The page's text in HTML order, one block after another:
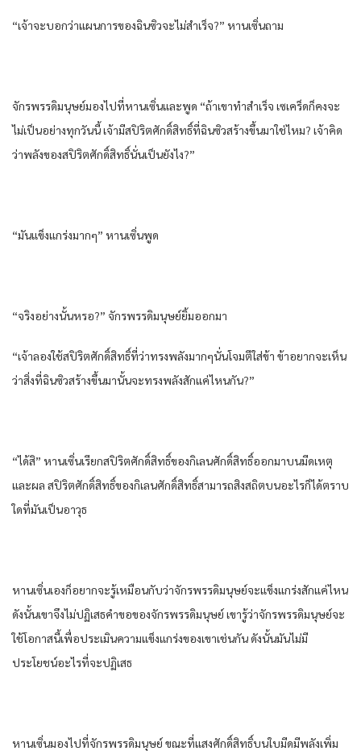
“เจ้าจะบอกว่าแผนการของฉินซิวจะไม่สำเร็จ?” หานเซิ่นถาม
จักรพรรดิมนุษย์มองไปที่หานเซิ่นและพูด “ถ้าเขาทำสำเร็จ เซเคร็ดก็คงจะ
ไม่เป็นอย่างทุกวันนี้ เจ้ามีสปิริตศักดิ์สิทธิ์ที่ฉินซิวสร้างขึ้นมาใช่ไหม? เจ้าคิด
ว่าพลังของสปิริตศักดิ์สิทธิ์นั่นเป็นยังไง?”
“มันแข็งแกร่งมากๆ” หานเซิ่นพูด
“จริงอย่างนั้นหรอ?” จักรพรรดิมนุษย์ยิ้มออกมา
“เจ้าลองใช้สปิริตศักดิ์สิทธิ์ที่ว่าทรงพลังมากๆนั่นโจมตีใส่ข้า ข้าอยากจะเห็น
ว่าสิ่งที่ฉินซิวสร้างขึ้นมานั้นจะทรงพลังสักแค่ไหนกัน?”
“ได้สิ” หานเซิ่นเรียกสปิริตศักดิ์สิทธิ์ของกิเลนศักดิ์สิทธิ์ออกมาบนมีดเหตุ
และผล สปิริตศักดิ์สิทธิ์ของกิเลนศักดิ์สิทธิ์สามารถสิงสถิตบนอะไรก็ได้ตราบ
ใดที่มันเป็นอาวุธ
หานเซิ่นเองก็อยากจะรู้เหมือนกับว่าจักรพรรดิมนุษย์จะแข็งแกร่งสักแค่ไหน
ดังนั้นเขาจึงไม่ปฏิเสธคำขอของจักรพรรดิมนุษย์ เขารู้ว่าจักรพรรดิมนุษย์จะ
ใช้โอกาสนี้เพื่อประเมินความแข็งแกร่งของเขาเช่นกัน ดังนั้นมันไม่มี
ประโยชน์อะไรที่จะปฏิเสธ
หานเซิ่นมองไปที่จักรพรรดิมนุษย์ ขณะที่แสงศักดิ์สิทธิ์บนใบมีดมีพลังเพิ่ม